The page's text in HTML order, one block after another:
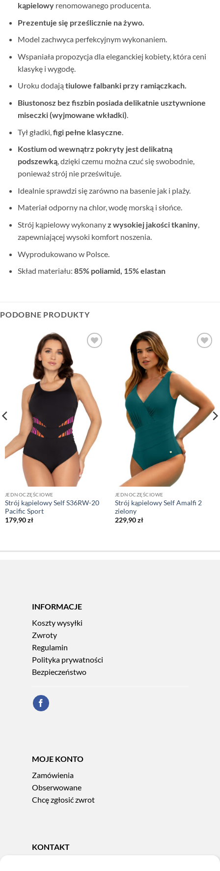
kąpielowy renomowanego producenta.
Prezentuje się prześlicznie na żywo.
Model zachwyca perfekcyjnym wykonaniem.
Wspaniała propozycja dla eleganckiej kobiety, która ceni
klasykę i wygodę.
Uroku dodają tiulowe falbanki przy ramiączkach.
Biustonosz bez fiszbin posiada delikatnie usztywnione
miseczki (wyjmowane wkładki).
Tył gładki, figi pełne klasyczne
Kostium od wewnątrz pokryty jest delikatną
podszewką, dzięki czemu można czuć się swobodnie,
ponieważ strój nie prześwituje.
Idealnie sprawdzi się zarówno na basenie jak i plaży.
Materiał odporny na chlor, wodę morską i słońce.
Strój kąpielowy wykonanyz wysokiej jakości tkaniny,
zapewniającej wysoki komfort noszenia.
Wyprodukowano w Polsce.
Skład materiału: 85% poliamid, 15% elastan
PODOBNE PRODUKTY
JEDNOCZĘŚCIOWE
Strój kąpielowy Self S36RW-20
Pacific Sport
179,90zł
JEDNOCZĘŚCIOWE
Strój kąpielowy Self Amalfi 2
zielony
229,90zł
INFORMACJE
Koszty wysyłki
Zwroty
Regulamin
Polityka prywatności
Bezpieczeństwo
MOJE KONTO
Zamówienia
Obserwowane
Chcę zgłosić zwrot
KONTAKT